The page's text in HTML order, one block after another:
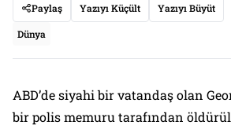
Paylaş Yazıyı Küçült Yazıyı Büyüt
Dünya
ABD’de siyahi bir vatandaş olan
bir polis memuru tarafından